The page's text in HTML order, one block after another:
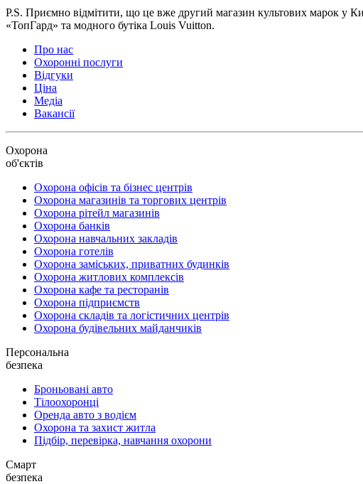
P.S. Приємно відмітити, що це вже другий магазин культових марок у
«ТопГард» та модного бутіка Louis Vuitton.
Про нас
Охоронні послуги
Відгуки
Ціна
Медіа
Вакансії
Охорона
об'єктів
Охорона офісів та бізнес центрів
Охорона магазинів та торгових центрів
Охорона рітейл магазинів
Охорона банків
Охорона навчальних закладів
Охорона готелів
Охорона заміських, приватних будинків
Охорона житлових комплексів
Охорона кафе та ресторанів
Охорона підприємств
Охорона складів та логістичних центрів
Охорона будівельних майданчиків
Персональна
безпека
Броньовані авто
Тілоохоронці
Оренда авто з водієм
Охорона та захист житла
Підбір, перевірка, навчання охорони
Смарт
безпека